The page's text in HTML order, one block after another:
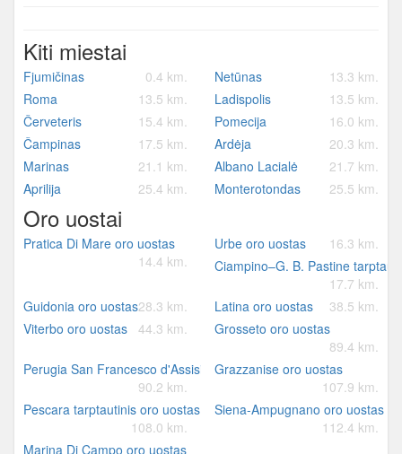
Kiti miestai
Fjumičinas 0.4 km. Netūnas
13.3 km.
Roma
13.5 km. Ladispolis
13.5 km.
Červeteris
15.4 km. Pomecija
16.0 km.
Čampinas
17.5 km. Ardėja
20.3 km.
Marinas
21.1 km. Albano Lacialė
21.7 km.
Aprilija
25.4 km. Monterotondas 25.5 km.
Oro uostai
Pratica Di Mare oro uostas
14.4 km.
Urbe oro uostas
16.3 km.
Ciampino–G. B. Pastine
17.7 km.
Guidonia oro uostas28.3 km. Latina oro uostas
38.5 km.
Viterbo oro uostas 44.3 km.
Grosseto oro uostas
89.4 km.
Perugia San Francesco d'Assisi – Umbria tarptautinis oro uostas
90.2 km.
Grazzanise oro uostas
107.9 km.
Pescara tarptautinis oro uostas
108.0 km.
Siena-Ampugnano oro uostas
112.4 km.
Marina Di Campo oro uostas